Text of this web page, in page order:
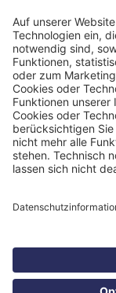
Impressum
Barrierefreiheit
©Blomenburg